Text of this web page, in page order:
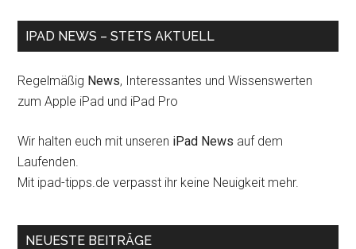
IPAD NEWS – STETS AKTUELL
Regelmäßig News, Interessantes und Wissenswerten
zum Apple iPad und iPad Pro
Wir halten euch mit unseren iPad News auf dem
Laufenden.
Mit ipad-tipps.de verpasst ihr keine Neuigkeit mehr.
NEUESTE BEITRÄGE